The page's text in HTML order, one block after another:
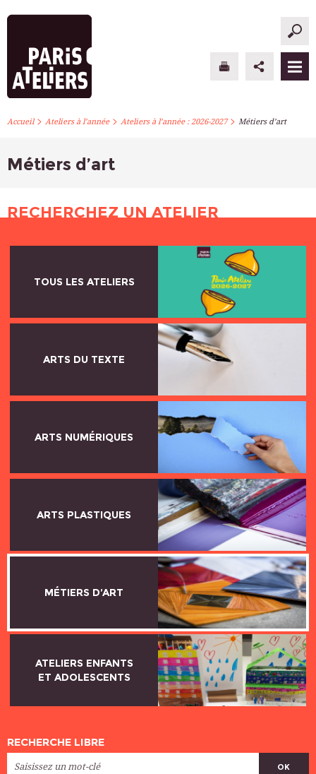
PARIS ATELIERS
STAGES PONCTUELS
INFOS PRATIQUES
S’INSCRIRE
Accueil> Ateliers à l’année> Ateliers à l’année : 2026-2027> Métiers d’art
Métiers d’art
RECHERCHEZ UN ATELIER
TOUS LES ATELIERS
ARTS DU TEXTE
ARTS NUMÉRIQUES
ARTS PLASTIQUES
MÉTIERS D’ART
ATELIERS ENFANTS
ET ADOLESCENTS
RECHERCHE LIBRE
OK